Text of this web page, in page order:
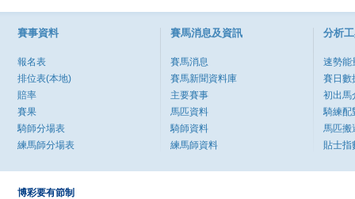
賽事資料
報名表
排位表(本地)
賠率
賽果
騎師分場表
練馬師分場表
賽馬消息及資訊
賽馬消息
賽馬新聞資料庫
主要賽事
馬匹資料
騎師資料
練馬師資料
分析
速勢能
賽日數
初出馬
騎練配
馬匹搬
貼士指
博彩要有節制